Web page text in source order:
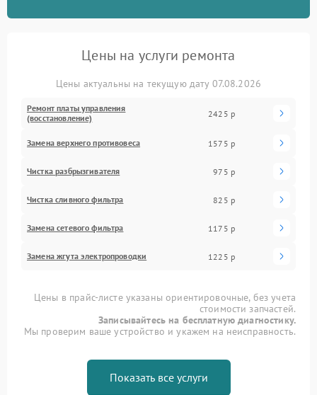
Цены на услуги ремонта
Цены актуальны на текущую дату 07.08.2026
Ремонт платы управления
(восстановление)
2425 р
Замена верхнего противовеса 1575 р
Чистка разбрызгивателя 975 р
Чистка сливного фильтра 825 р
Замена сетевого фильтра 1175 р
Замена жгута электропроводки 1225 р
Цены в прайс-листе указаны ориентировочные, без учета
стоимости запчастей.
Записывайтесь на бесплатную диагностику.
Мы проверим ваше устройство и укажем на неисправность.
Показать все услуги